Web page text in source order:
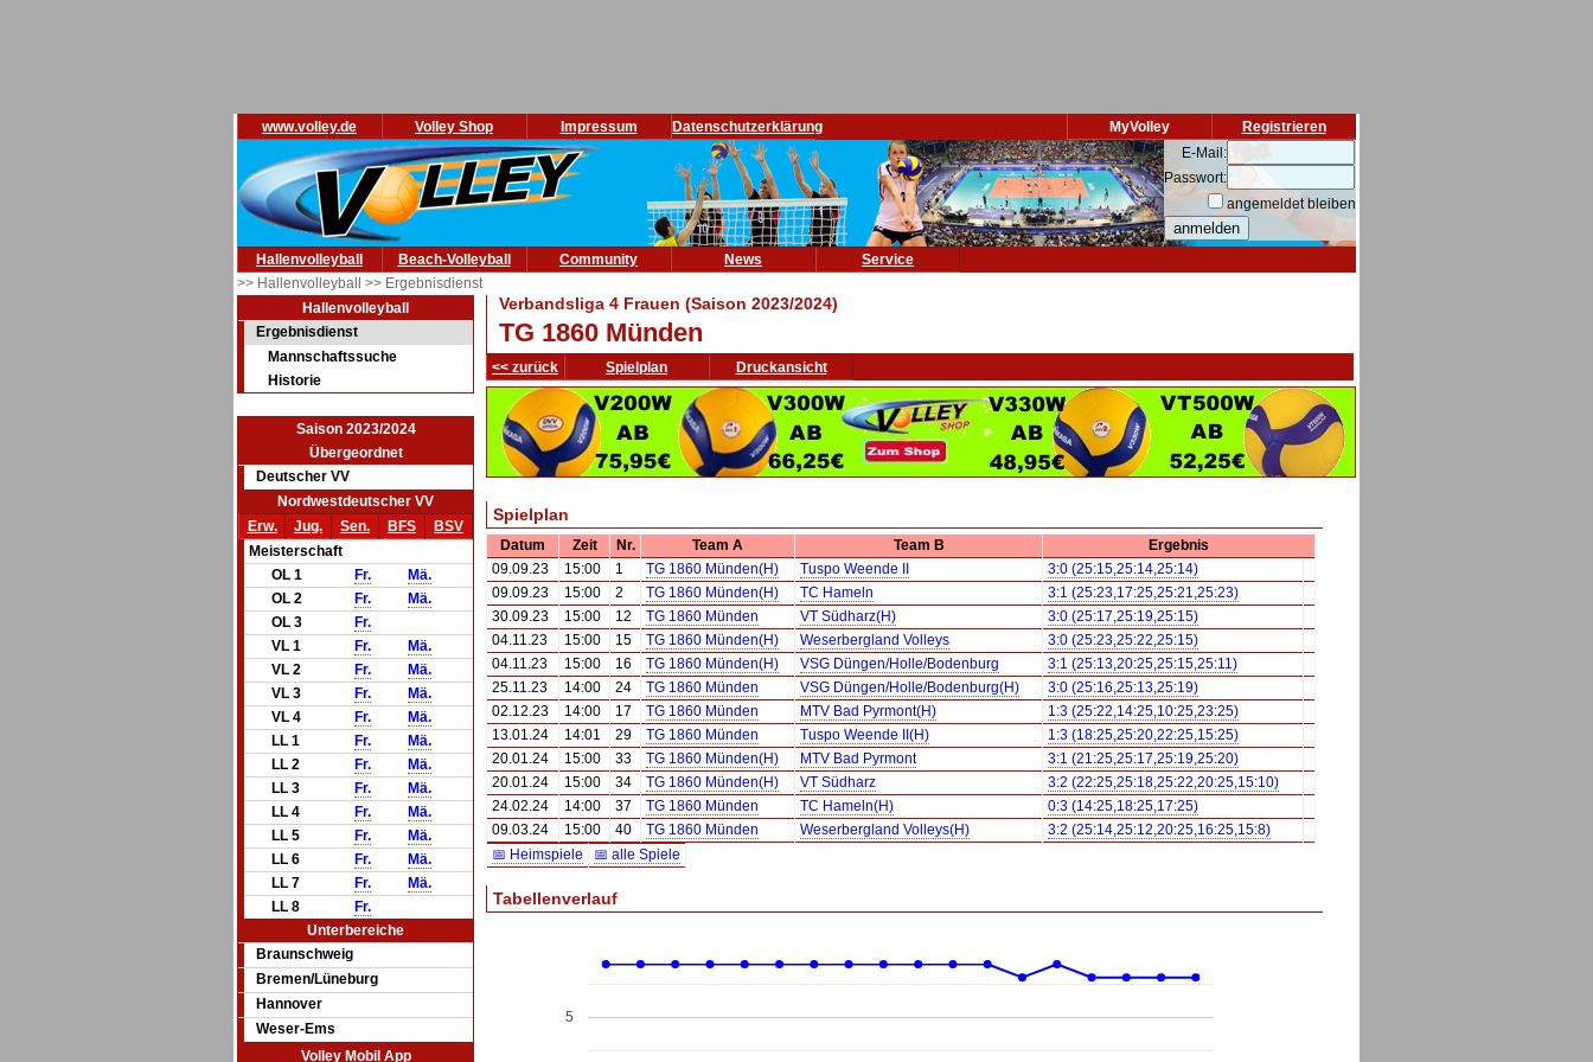
www.volley.de Volley Shop Impressum Datenschutzerklärung Registrieren
MyVolley
E-Mail:
Passwort:
angemeldet bleiben
Hallenvolleyball Beach-Volleyball Community News
Service
>> Hallenvolleyball >> Ergebnisdienst
Hallenvolleyball
Ergebnisdienst
Mannschaftssuche
Historie
Saison 2023/2024
Übergeordnet
Deutscher VV
Nordwestdeutscher VV
Erw.
Jug. Sen. BFS
BSV
Meisterschaft
OL 1
Fr.
Mä.
OL 2
Fr.
Mä.
OL 3
Fr.
VL 1
Fr.
Mä.
VL 2
Fr.
Mä.
VL 3
Fr.
Mä.
VL 4
Fr.
Mä.
LL 1
Fr.
Mä.
LL 2
Fr.
Mä.
LL 3
Fr.
Mä.
LL 4
Fr.
Mä.
LL 5
Fr.
Mä.
LL 6
Fr.
Mä.
LL 7
Fr.
Mä.
LL 8
Fr.
Unterbereiche
Braunschweig
Bremen/Lüneburg
Hannover
Weser-Ems
Volley Mobil App
Verbandsliga 4 Frauen (Saison 2023/2024)
TG 1860 Münden
<< zurück Spielplan Druckansicht
Spielplan
Datum Zeit Nr. Team A Team B
Ergebnis
09.09.23
15:00 1 TG 1860 Münden(H) Tuspo Weende II
3:0 (25:15,25:14,25:14)
09.09.23
15:00 2 TG 1860 Münden(H) TC Hameln
3:1 (25:23,17:25,25:21,25:23)
30.09.23
15:00 12 TG 1860 Münden VT Südharz(H)
3:0 (25:17,25:19,25:15)
04.11.23
15:00 15 TG 1860 Münden(H) Weserbergland Volleys
3:0 (25:23,25:22,25:15)
04.11.23
15:00 16 TG 1860 Münden(H) VSG Düngen/Holle/Bodenburg
3:1 (25:13,20:25,25:15,25:11)
25.11.23
14:00 24 TG 1860 Münden VSG Düngen/Holle/Bodenburg(H)
3:0 (25:16,25:13,25:19)
02.12.23
14:00 17 TG 1860 Münden MTV Bad Pyrmont(H)
1:3 (25:22,14:25,10:25,23:25)
13.01.24
14:01 29 TG 1860 Münden Tuspo Weende II(H)
1:3 (18:25,25:20,22:25,15:25)
20.01.24
15:00 33 TG 1860 Münden(H) MTV Bad Pyrmont
3:1 (21:25,25:17,25:19,25:20)
20.01.24
15:00 34 TG 1860 Münden(H) VT Südharz
3:2 (22:25,25:18,25:22,20:25,15:10)
24.02.24
14:00 37 TG 1860 Münden TC Hameln(H)
0:3 (14:25,18:25,17:25)
09.03.24
15:00 40 TG 1860 Münden Weserbergland Volleys(H)
3:2 (25:14,25:12,20:25,16:25,15:8)
📅 Heimspiele
📅 alle Spiele
Tabellenverlauf
5